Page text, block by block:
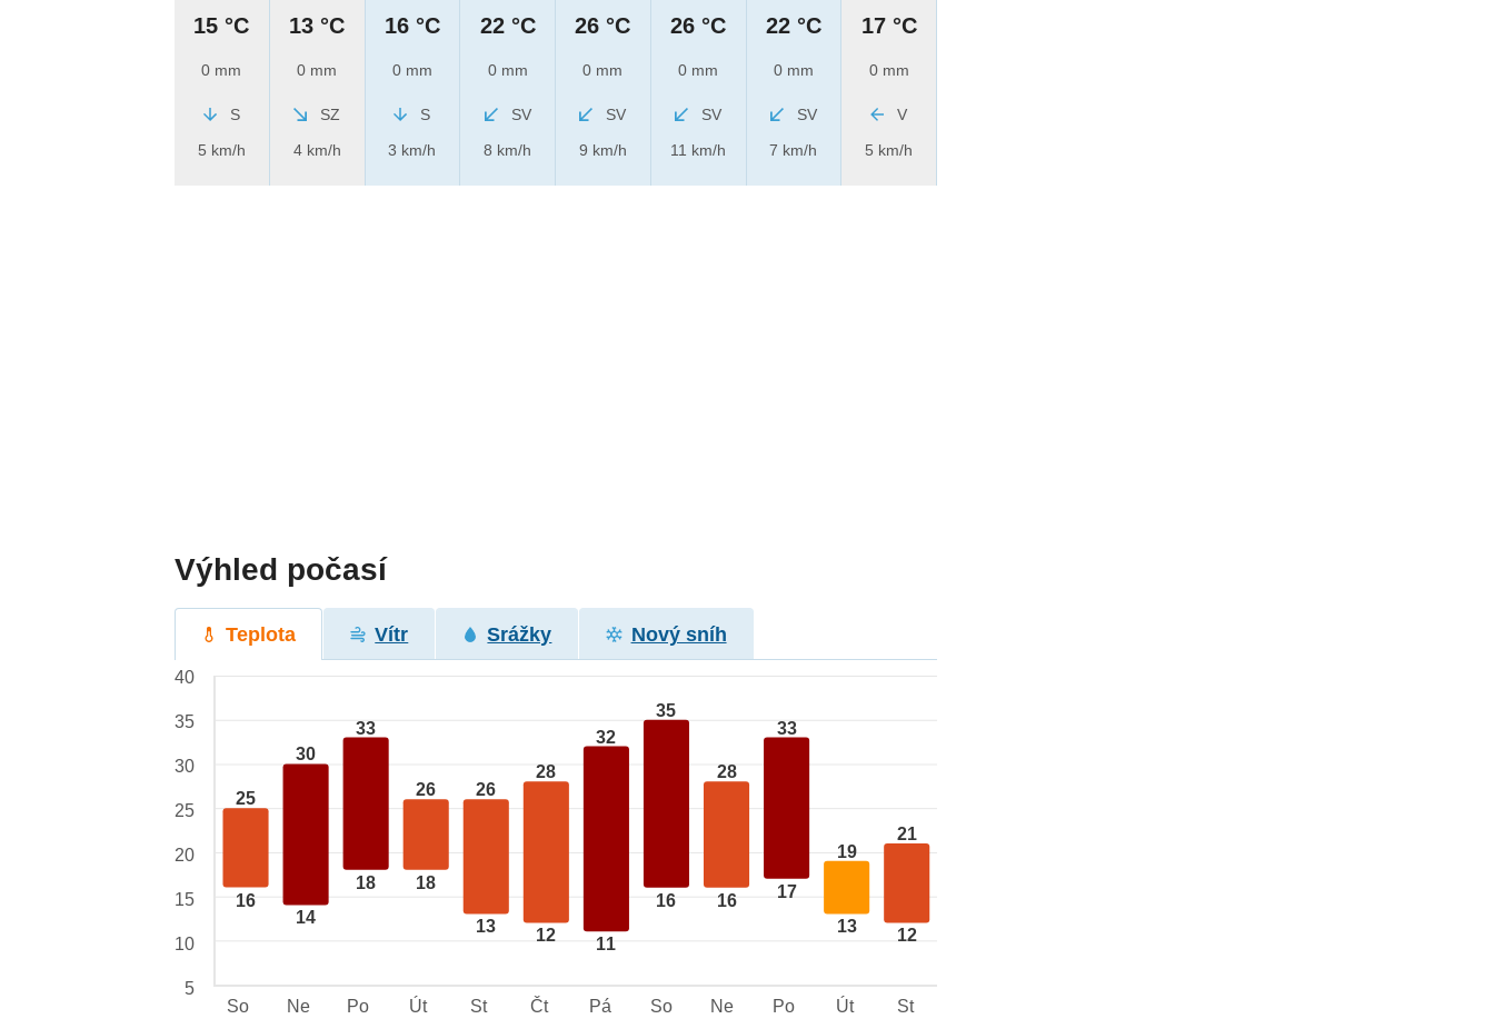
15 °C
0 mm
S
5 km/h
13 °C
0 mm
SZ
4 km/h
16 °C
0 mm
S
3 km/h
22 °C
0 mm
SV
8 km/h
26 °C
0 mm
SV
9 km/h
26 °C
0 mm
SV
11 km/h
22 °C
0 mm
SV
7 km/h
17 °C
0 mm
V
5 km/h
Výhled počasí
Teplota Vítr Srážky Nový sníh
25
16
30
14
33
18
26
18
26
13
28
12
32
11
35
16
28
16
33
17
19
13
21
12
40
35
30
25
20
15
10
5
So
Ne Po Út St Čt Pá So Ne Po Út St